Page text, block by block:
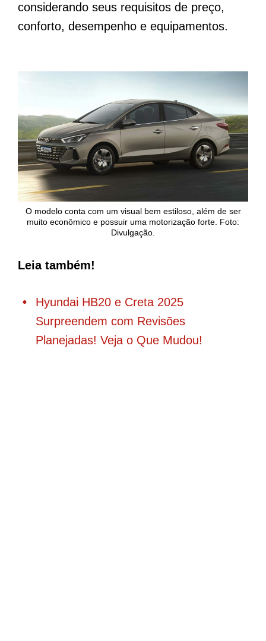
considerando seus requisitos de preço,
conforto, desempenho e equipamentos.
O modelo conta com um visual bem estiloso, além de ser
muito econômico e possuir uma motorização forte. Foto:
Divulgação.
Leia também!
Hyundai HB20 e Creta 2025
Surpreendem com Revisões
Planejadas! Veja o Que Mudou!